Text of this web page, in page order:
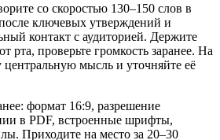
со скоростью 130–150 слов в
ключевых утверждений и
контакт с аудиторией. Держите
рта, проверьте громкость заранее. На
центральную мысль и уточняйте её
формат 16:9, разрешение
в PDF, встроенные шрифты,
Приходите на место за 20–30